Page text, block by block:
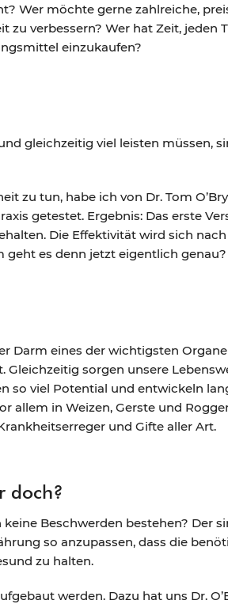
Wer möchte gerne zahlreiche,
verbessern? Wer hat Zeit, jeden
einzukaufen?
gleichzeitig viel leisten müssen,
zu tun, habe ich von Dr. Tom
getestet. Ergebnis: Das erste
Die Effektivität wird sich
geht es denn jetzt eigentlich genau?
Darm eines der wichtigsten
sorgen unsere
so viel Potential und entwickeln
allem in Weizen, Gerste und
und Gifte aller Art.
doch?
Beschwerden bestehen? Der
so anzupassen, dass die
zu halten.
werden. Dazu hat uns Dr.